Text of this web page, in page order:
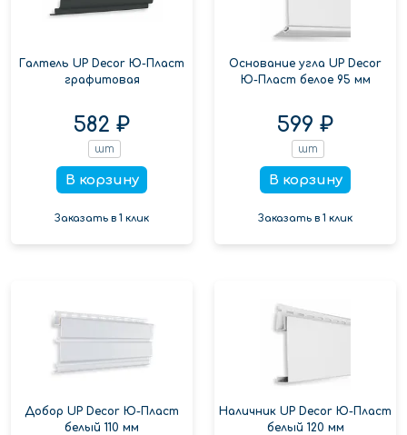
Галтель UP Decor Ю-Пласт
графитовая
582 ₽
шт
В корзину
Заказать в 1 клик
Основание угла UP Decor
Ю-Пласт белое 95 мм
599 ₽
шт
В корзину
Заказать в 1 клик
Добор UP Decor Ю-Пласт
белый 110 мм
Наличник UP Decor Ю-Пласт
белый 120 мм